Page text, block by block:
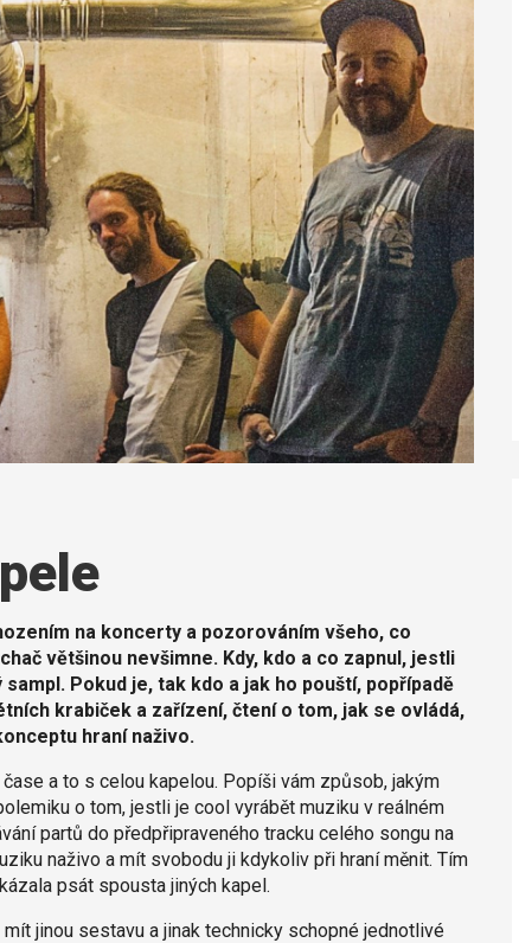
na koncerty a pozorováním všeho, co
většinou nevšimne. Kdy, kdo a co zapnul, jestli
Pokud je, tak kdo a jak ho pouští, popřípadě
krabiček a zařízení, čtení o tom, jak se ovládá,
hraní naživo.
a to s celou kapelou. Popíši vám způsob, jakým
o tom, jestli je cool vyrábět muziku v reálném
partů do předpřipraveného tracku celého songu na
naživo a mít svobodu ji kdykoliv při hraní měnit. Tím
psát spousta jiných kapel.
jinou sestavu a jinak technicky schopné jednotlivé